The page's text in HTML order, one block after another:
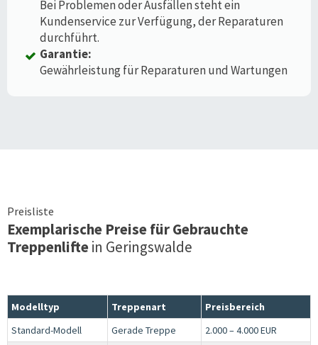
Bei Problemen oder Ausfällen steht ein
Kundenservice zur Verfügung, der Reparaturen
durchführt.
Garantie:
Gewährleistung für Reparaturen und Wartungen
Preisliste
Exemplarische Preise für Gebrauchte
Treppenliftein Geringswalde
Modelltyp Treppenart
Preisbereich
Standard-Modell
Gerade Treppe
2.000 – 4.000 EUR